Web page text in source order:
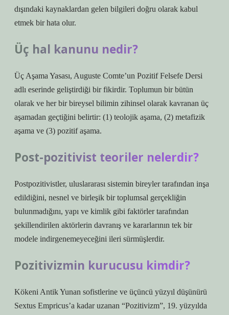
dışındaki kaynaklardan gelen bilgileri doğru olarak kabul
etmek bir hata olur.
Üç hal kanunu nedir?
Üç Aşama Yasası, Auguste Comte’un Pozitif Felsefe Dersi
adlı eserinde geliştirdiği bir fikirdir. Toplumun bir bütün
olarak ve her bir bireysel bilimin zihinsel olarak kavranan üç
aşamadan geçtiğini belirtir: (1) teolojik aşama, (2) metafizik
aşama ve (3) pozitif aşama.
Post-pozitivist teoriler nelerdir?
Postpozitivistler, uluslararası sistemin bireyler tarafından inşa
edildiğini, nesnel ve birleşik bir toplumsal gerçekliğin
bulunmadığını, yapı ve kimlik gibi faktörler tarafından
şekillendirilen aktörlerin davranış ve kararlarının tek bir
modele indirgenemeyeceğini ileri sürmüşlerdir.
Pozitivizmin kurucusu kimdir?
Kökeni Antik Yunan sofistlerine ve üçüncü yüzyıl düşünürü
Sextus Empricus’a kadar uzanan “Pozitivizm”, 19. yüzyılda